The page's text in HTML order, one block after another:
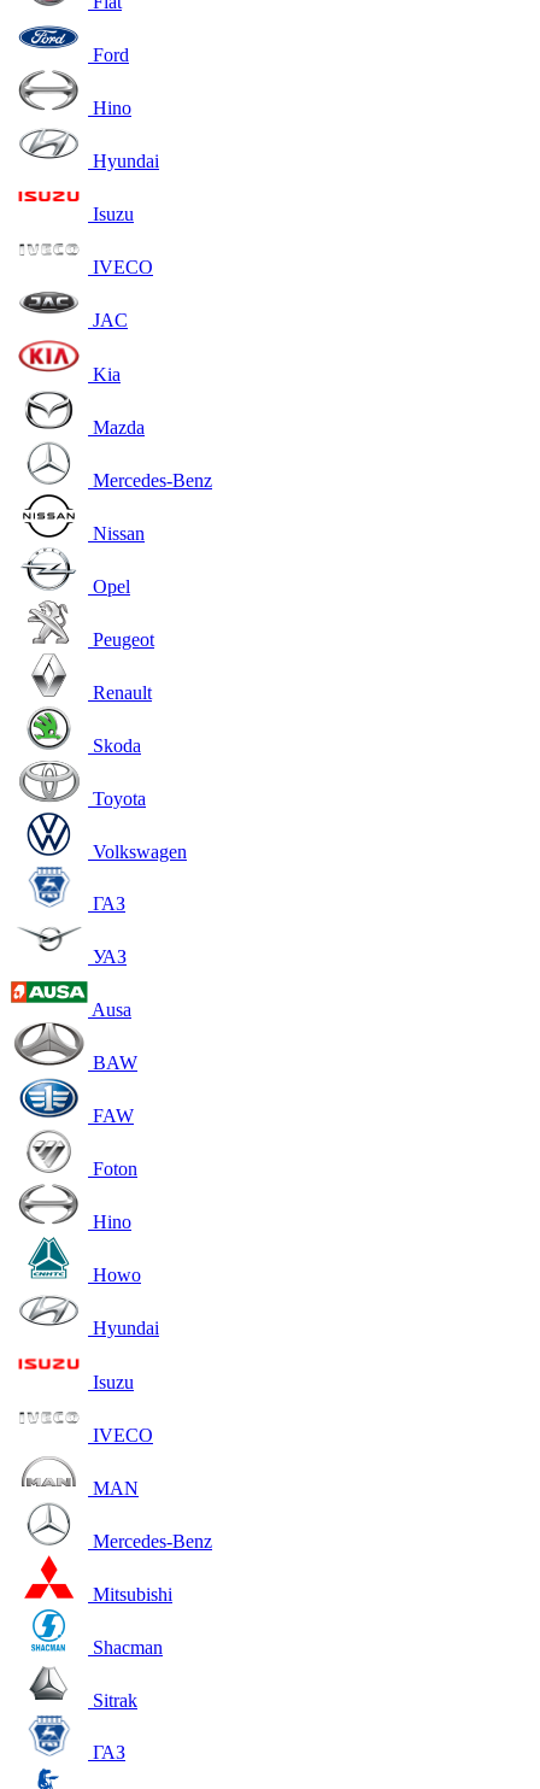
Ford
Hino
Hyundai
Isuzu
IVECO
JAC
Kia
Mazda
Mercedes-Benz
Nissan
Opel
Peugeot
Renault
Skoda
Toyota
Volkswagen
ГАЗ
УАЗ
Ausa
BAW
FAW
Foton
Hino
Howo
Hyundai
Isuzu
IVECO
MAN
Mercedes-Benz
Mitsubishi
Shacman
Sitrak
ГАЗ